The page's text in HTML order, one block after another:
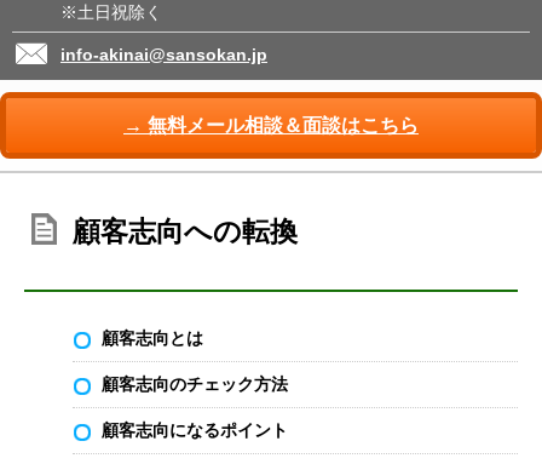
※土日祝除く
info-akinai@sansokan.jp
→ 無料メール相談＆面談はこちら
顧客志向への転換
顧客志向とは
顧客志向のチェック方法
顧客志向になるポイント